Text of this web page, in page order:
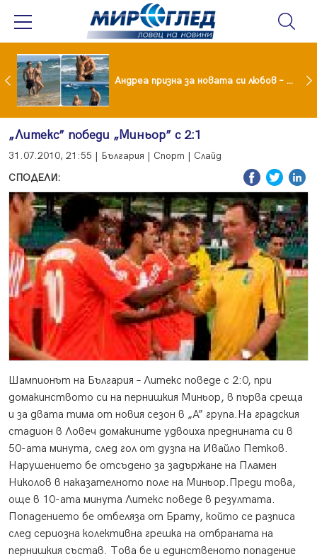
Драма вместо щастие: Звезда от "Татковци" е в болница с високорискова бременност Андреа призна за новата си любов – руснакът Игор
„Литекс” победи „Миньор” с 2:1
31.07.2010, 21:55 | България | Спорт | Слайд
СПОДЕЛИ:
Шампионът на България – Литекс поведе с 2:0, при
домакинството си на пернишкия Миньор, в първа среща
и за двата тима от новия сезон в „А” група.На градския
стадион в Ловеч домакините удвоиха преднината си в
50-ата минута, след гол от дузпа на Ивайло Петков.
Нарушението бе отсъдено за задържане на Пламен
Николов в наказателното поле на Миньор.Преди това,
още в 10-ата минута Литекс поведе в резултата.
Попадението бе отбеляза от Брату, който се разписа
след сериозна колективна грешка на отбраната на
пернишкия състав. Това бе и единственото попадение